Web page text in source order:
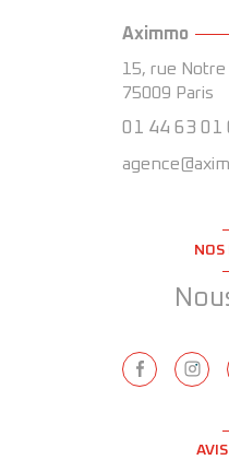
Aximmo
15, rue
75009 Paris
01 44 63 01
NOS